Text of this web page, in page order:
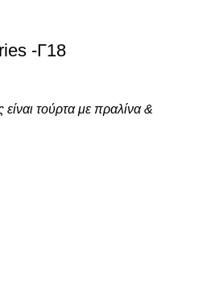
-Γ18
τούρτα με πραλίνα &